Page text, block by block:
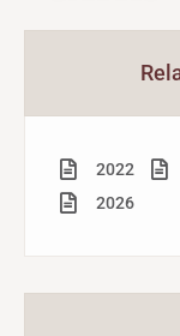
2022
2026